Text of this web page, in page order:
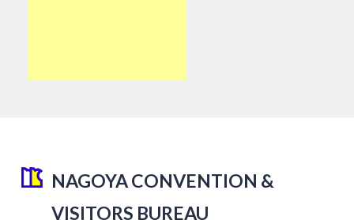
NAGOYA CONVENTION &
VISITORS BUREAU